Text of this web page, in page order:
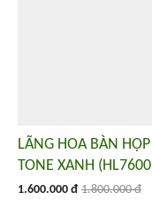
LÃNG HOA BÀN HỌP
TONE XANH
1.600.000 đ 1.800.000 đ